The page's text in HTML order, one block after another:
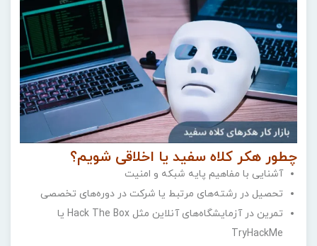
چطور هکر کلاه سفید یا اخلاقی شویم؟
آشنایی با مفاهیم پایه شبکه و امنیت
تحصیل در رشته‌های مرتبط یا شرکت در دوره‌های تخصصی
تمرین در آزمایشگاه‌های آنلاین مثل Hack The Box یا
TryHackMe